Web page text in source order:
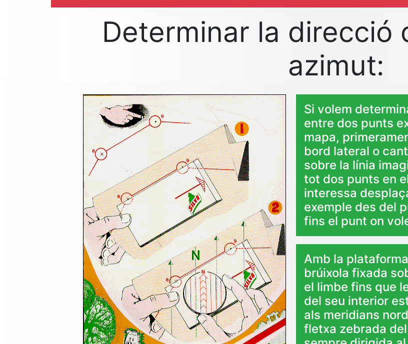
Determinar la direcció
azimut:
Si volem
entre dos punts
mapa,
bord lateral o
sobre la línia
tot dos punts en
interessa
exemple des del
fins el punt on
Amb la
brúixola fixada
el limbe fins que
del seu interior
als meridians
fletxa zebrada